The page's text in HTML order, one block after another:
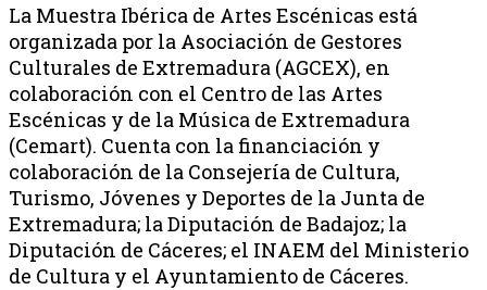
La Muestra Ibérica de Artes Escénicas está
organizada por la Asociación de Gestores
Culturales de Extremadura (AGCEX), en
colaboración con el Centro de las Artes
Escénicas y de la Música de Extremadura
(Cemart). Cuenta con la financiación y
colaboración de la Consejería de Cultura,
Turismo, Jóvenes y Deportes de la Junta de
Extremadura; la Diputación de Badajoz; la
Diputación de Cáceres; el INAEM del Ministerio
de Cultura y el Ayuntamiento de Cáceres.